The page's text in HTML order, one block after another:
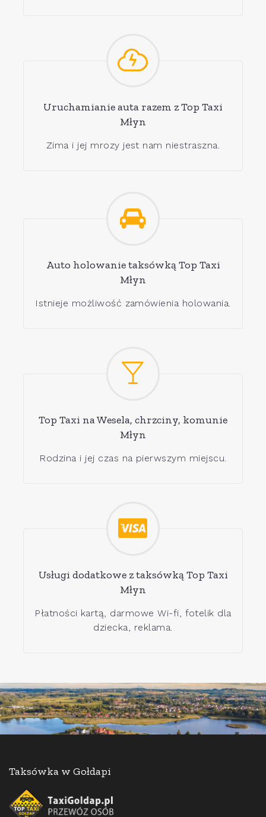
Uruchamianie auta razem z Top Taxi
Młyn
Zima i jej mrozy jest nam niestraszna.
Auto holowanie taksówką Top Taxi
Młyn
Istnieje możliwość zamówienia holowania.
Top Taxi na Wesela, chrzciny, komunie
Młyn
Rodzina i jej czas na pierwszym miejscu.
Usługi dodatkowe z taksówką Top Taxi
Młyn
Płatności kartą, darmowe Wi-fi, fotelik dla
dziecka, reklama.
Taksówka w Gołdapi